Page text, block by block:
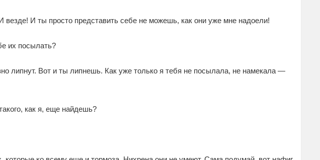
И ты просто представить себе не можешь, как они уже мне надоели!
их посылать?
липнут. Вот и ты липнешь. Как уже только я тебя не посылала, не намекала —
как я, еще найдешь?